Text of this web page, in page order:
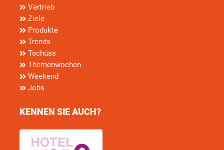
Vertrieb
Ziele
Produkte
Trends
Tschüss
Themenwochen
Weekend
Jobs
KENNEN SIE AUCH?